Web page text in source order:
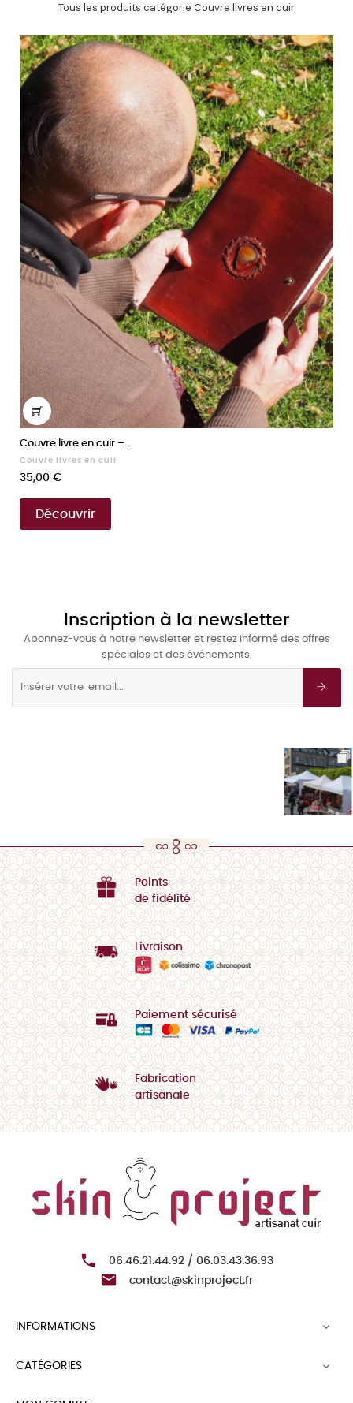
Tous les produits catégorie Couvre livres en cuir
Couvre livre en cuir –...
Couvre livres en cuir
Prix
35,00 €
Découvrir
Inscription à la newsletter
Abonnez-vous à notre newsletter et restez informé des offres
spéciales et des événements.
Points
de fidélité
Livraison
Paiement sécurisé
Fabrication
artisanale
 06.46.21.44.92 / 06.03.43.36.93
 contact@skinproject.fr
INFORMATIONS 
CATÉGORIES 